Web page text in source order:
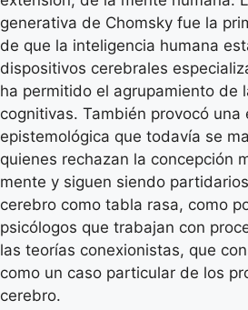
generativa de Chomsky fue la
de que la inteligencia humana
dispositivos cerebrales
ha permitido el agrupamiento de
cognitivas. También provocó una
epistemológica que todavía se
quienes rechazan la concepción
mente y siguen siendo
cerebro como tabla rasa, como
psicólogos que trabajan con
las teorías conexionistas, que
como un caso particular de los
cerebro.